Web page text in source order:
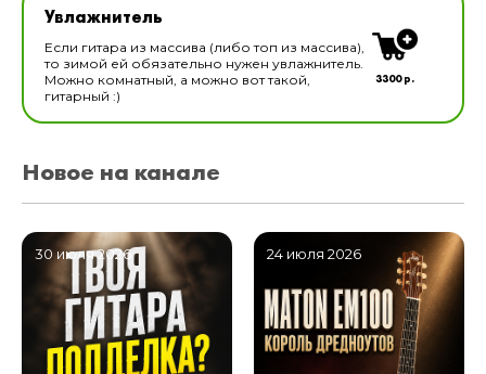
В наличии
Увлажнитель
Если гитара из массива (либо топ из массива),
то зимой ей обязательно нужен увлажнитель.
Можно комнатный, а можно вот такой,
гитарный :)
3300 р.
Новое на канале
30 июля 2026 24 июля 2026